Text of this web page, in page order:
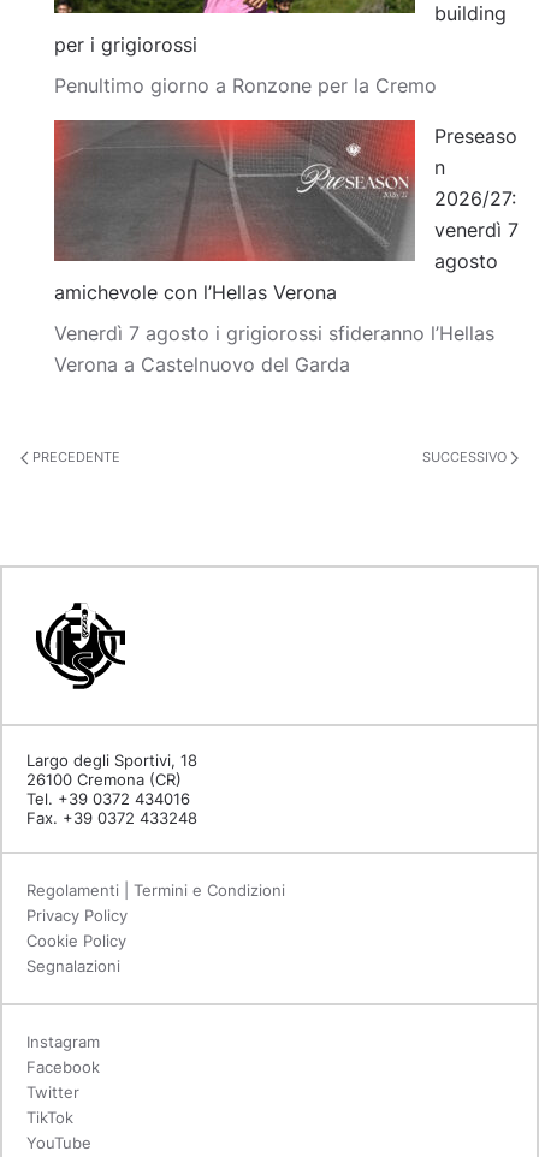
building
per i grigiorossi
Penultimo giorno a Ronzone per la Cremo
Preseaso
n
2026/27:
venerdì 7
agosto
amichevole con l’Hellas Verona
Venerdì 7 agosto i grigiorossi sfideranno l’Hellas
Verona a Castelnuovo del Garda
PRECEDENTE SUCCESSIVO
Largo degli Sportivi, 18
26100 Cremona (CR)
Tel. +39 0372 434016
Fax. +39 0372 433248
Regolamenti | Termini e Condizioni
Privacy Policy
Cookie Policy
Segnalazioni
Instagram
Facebook
Twitter
TikTok
YouTube